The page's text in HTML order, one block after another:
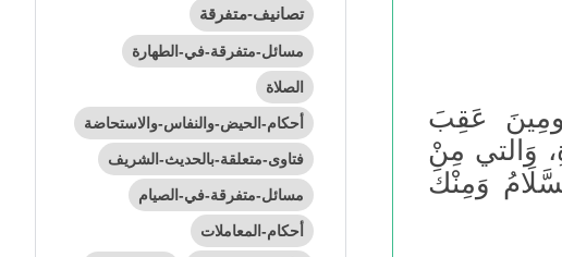
عَقِبَ
وَالتي مِنْ
وَمِنْكَ
تصانيف-متفرقة
مسائل-متفرقة-في-الطهارة
الصلاة
أحكام-الحيض-والنفاس-والاستحاضة
فتاوى-متعلقة-بالحديث-الشريف
مسائل-متفرقة-في-الصيام
أحكام-المعاملات